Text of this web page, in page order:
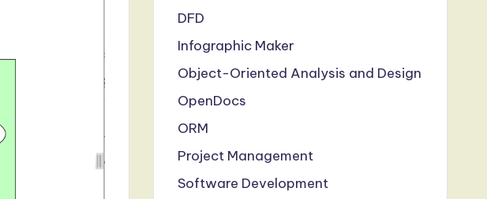
DFD
Infographic Maker
Object-Oriented Analysis and Design
OpenDocs
ORM
Project Management
Software Development